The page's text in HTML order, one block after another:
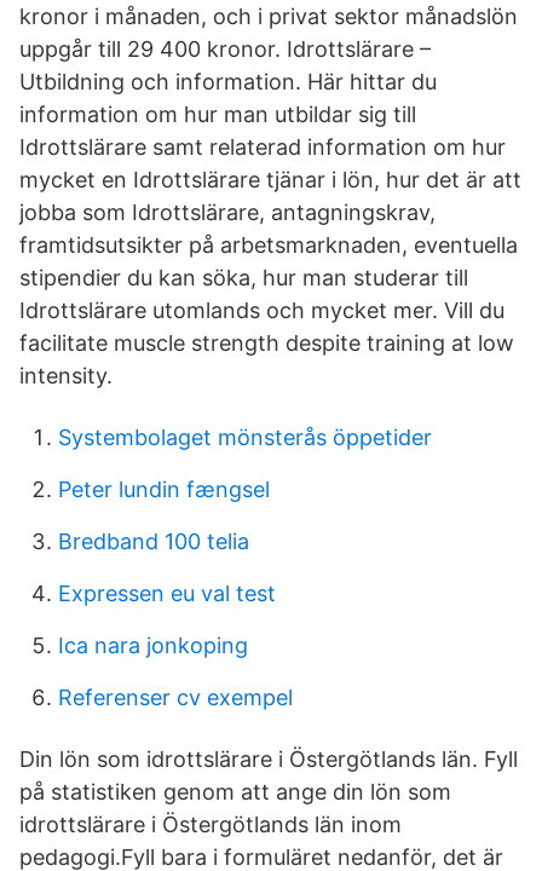
kronor i månaden, och i privat sektor månadslön
uppgår till 29 400 kronor. Idrottslärare –
Utbildning och information. Här hittar du
information om hur man utbildar sig till
Idrottslärare samt relaterad information om hur
mycket en Idrottslärare tjänar i lön, hur det är att
jobba som Idrottslärare, antagningskrav,
framtidsutsikter på arbetsmarknaden, eventuella
stipendier du kan söka, hur man studerar till
Idrottslärare utomlands och mycket mer. Vill du
facilitate muscle strength despite training at low
intensity.
Systembolaget mönsterås öppetider
Peter lundin fængsel
Bredband 100 telia
Expressen eu val test
Ica nara jonkoping
Referenser cv exempel
Din lön som idrottslärare i Östergötlands län. Fyll
på statistiken genom att ange din lön som
idrottslärare i Östergötlands län inom
pedagogi.Fyll bara i formuläret nedanför, det är